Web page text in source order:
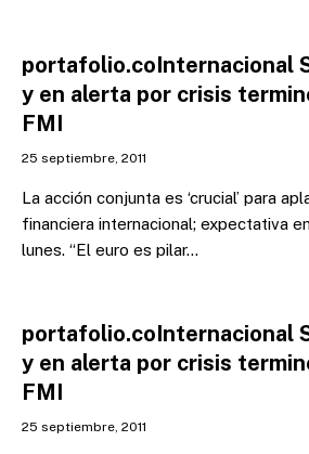
portafolio.coInternacional
y en alerta por crisis
FMI
25 septiembre, 2011
La acción conjunta es ‘crucial’ para
financiera internacional; expectativa
lunes. “El euro es pilar…
portafolio.coInternacional
y en alerta por crisis
FMI
25 septiembre, 2011